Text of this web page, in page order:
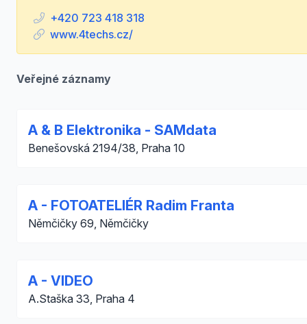
+420 723 418 318
www.4techs.cz/
Veřejné záznamy
A & B Elektronika - SAMdata
Benešovská 2194/38, Praha 10
A - FOTOATELIÉR Radim Franta
Němčičky 69, Němčičky
A - VIDEO
A.Staška 33, Praha 4